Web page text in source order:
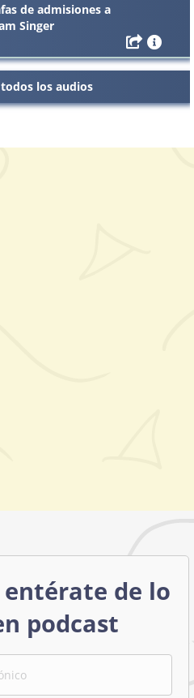
de admisiones a
Singer
los audios
de lo
podcast